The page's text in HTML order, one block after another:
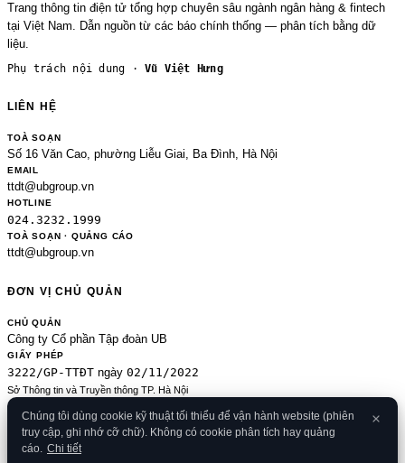
Trang thông tin điện tử tổng hợp chuyên sâu ngành ngân hàng & fintech
tại Việt Nam. Dẫn nguồn từ các báo chính thống — phân tích bằng dữ
liệu.
Phụ trách nội dung ·Vũ Việt Hưng
LIÊN HỆ
TOÀ SOẠN
Số 16 Văn Cao, phường Liễu Giai, Ba Đình, Hà Nội
EMAIL
ttdt@ubgroup.vn
HOTLINE
024.3232.1999
TOÀ SOẠN · QUẢNG CÁO
ttdt@ubgroup.vn
ĐƠN VỊ CHỦ QUẢN
CHỦ QUẢN
Công ty Cổ phần Tập đoàn UB
GIẤY PHÉP
3222/GP-TTĐT ngày 02/11/2022
Sở Thông tin và Truyền thông TP. Hà Nội
Sửa đổi của 2489/GP-TTĐT ngày 24/8/2020
0106080414 09/01/2013
© 2026 Banker.vn
Chúng tôi dùng cookie kỹ thuật tối thiểu để vận hành website (phiên
truy cập, ghi nhớ cỡ chữ). Không có cookie phân tích hay quảng
cáo. Chi tiết